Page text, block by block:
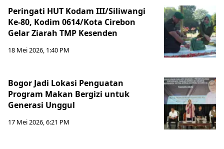
Peringati HUT Kodam III/Siliwangi
Ke-80, Kodim 0614/Kota Cirebon
Gelar Ziarah TMP Kesenden
18 Mei 2026, 1:40 PM
Bogor Jadi Lokasi Penguatan
Program Makan Bergizi untuk
Generasi Unggul
17 Mei 2026, 6:21 PM